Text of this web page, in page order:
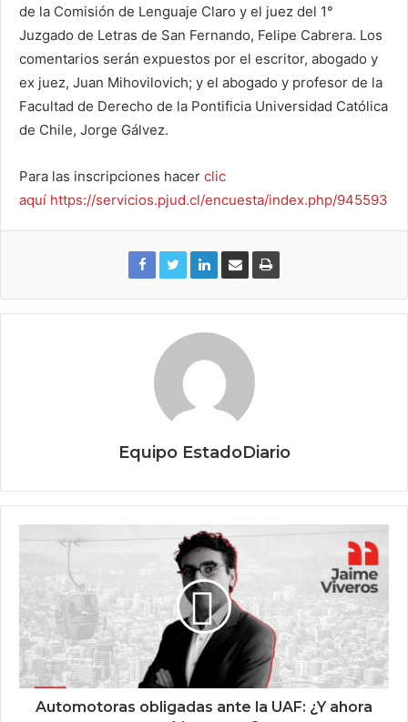
de la Comisión de Lenguaje Claro y el juez del 1°
Juzgado de Letras de San Fernando, Felipe Cabrera. Los
comentarios serán expuestos por el escritor, abogado y
ex juez, Juan Mihovilovich; y el abogado y profesor de la
Facultad de Derecho de la Pontificia Universidad Católica
de Chile, Jorge Gálvez.
Para las inscripciones hacer clic
aquí https://servicios.pjud.cl/encuesta/index.php/945593
Equipo EstadoDiario
Automotoras obligadas ante la UAF: ¿Y ahora